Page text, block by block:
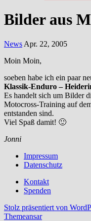
Bilder aus
News Apr. 22, 2005
Moin Moin,
soeben habe ich ein paar
Klassik-Enduro –
Es handelt sich um Bilder
Motocross-Training auf
entstanden sind.
Viel Spaß damit! 🙂
Jonni
Impressum
Datenschutz
Kontakt
Spenden
Stolz präsentiert von
Themeansar